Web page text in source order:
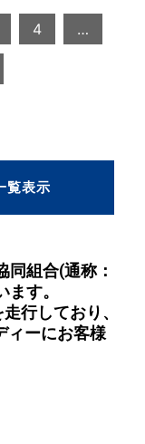
4 …
覧表示
同組合(通称：
す。
行しており、
ィーにお客様